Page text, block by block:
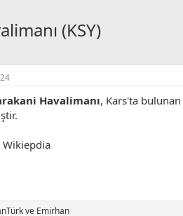
(KSY)
Havalimanı, Kars'ta
Wikiepdia
ve Emirhan